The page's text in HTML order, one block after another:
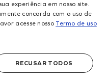
ENVIAR
MZ
PORTUGUESE
ENGLISH
experiência em nosso site.
concorda com o uso de
acesse nosso Termo de uso
RECUSAR TODOS